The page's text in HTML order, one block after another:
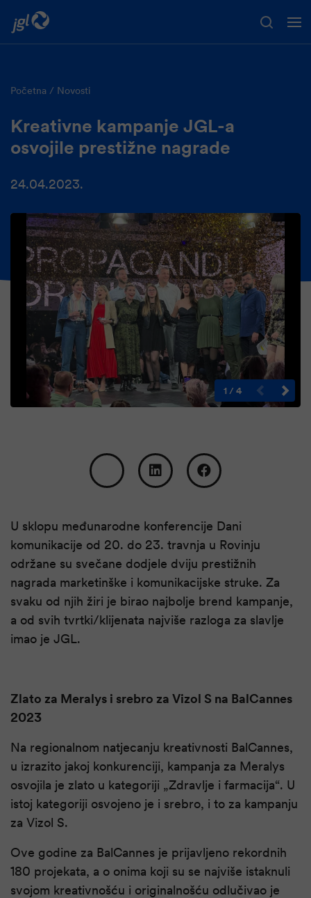
Početna Novosti
Kreativne kampanje JGL-a
osvojile prestižne nagrade
24.04.2023.
1 /4
U sklopu međunarodne konferencije Dani
komunikacije od 20. do 23. travnja u Rovinju
održane su svečane dodjele dviju prestižnih
nagrada marketinške i komunikacijske struke. Za
svaku od njih žiri je birao najbolje brend kampanje,
a od svih tvrtki/klijenata najviše razloga za slavlje
imao je JGL.
Zlato za Meralys i srebro za Vizol S na BalCannes
2023
Na regionalnom natjecanju kreativnosti BalCannes,
u izrazito jakoj konkurenciji, kampanja za Meralys
osvojila je zlato u kategoriji „Zdravlje i farmacija“. U
istoj kategoriji osvojeno je i srebro, i to za kampanju
za Vizol S.
Ove godine za BalCannes je prijavljeno rekordnih
180 projekata, a o onima koji su se najviše istaknuli
svojom kreativnošću i originalnošću odlučivao je